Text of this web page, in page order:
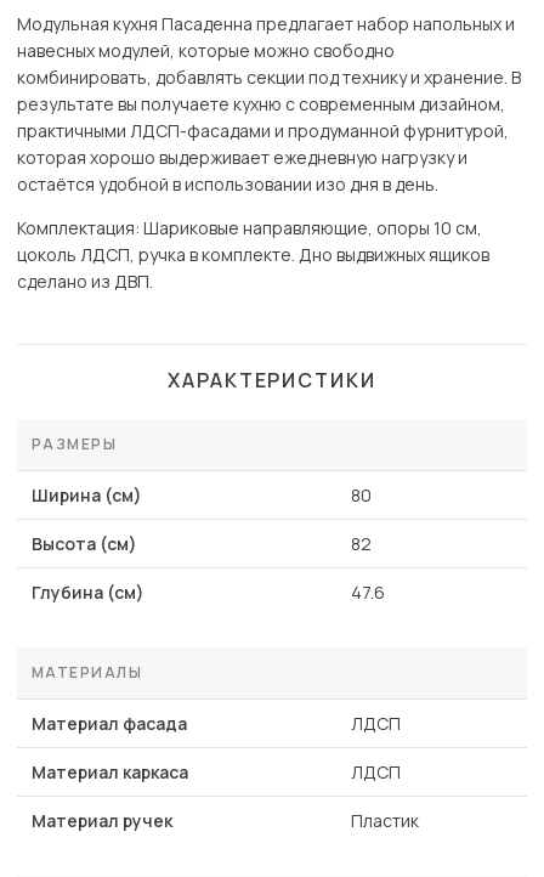
Модульная кухня Пасаденна предлагает набор напольных и
навесных модулей, которые можно свободно
комбинировать, добавлять секции под технику и хранение. В
результате вы получаете кухню с современным дизайном,
практичными ЛДСП-фасадами и продуманной фурнитурой,
которая хорошо выдерживает ежедневную нагрузку и
остаётся удобной в использовании изо дня в день.
Комплектация: Шариковые направляющие, опоры 10 см,
цоколь ЛДСП, ручка в комплекте. Дно выдвижных ящиков
сделано из ДВП.
ХАРАКТЕРИСТИКИ
РАЗМЕРЫ
Ширина (см) 80
Высота (см) 82
Глубина (см) 47.6
МАТЕРИАЛЫ
Материал фасада ЛДСП
Материал каркаса ЛДСП
Материал ручек Пластик